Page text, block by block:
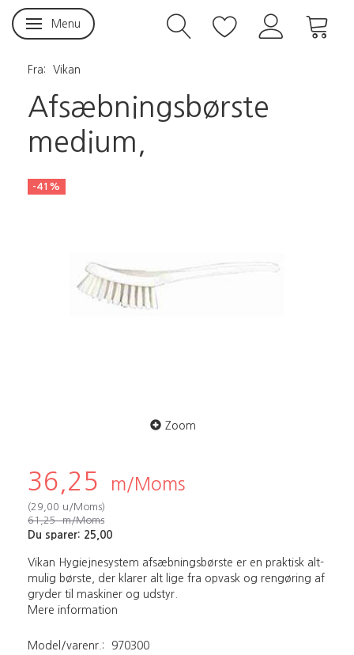
Skifte navigation
Menu
Fra: Vikan
Afsæbningsbørste
medium,
-41%
Zoom
36,25 m/Moms
(29,00 u/Moms)
61,25m/Moms
Du sparer: 25,00
Vikan Hygiejnesystem afsæbningsbørste er en praktisk alt-
mulig børste, der klarer alt lige fra opvask og rengøring af
gryder til maskiner og udstyr.
Mere information
Model/varenr.: 970300